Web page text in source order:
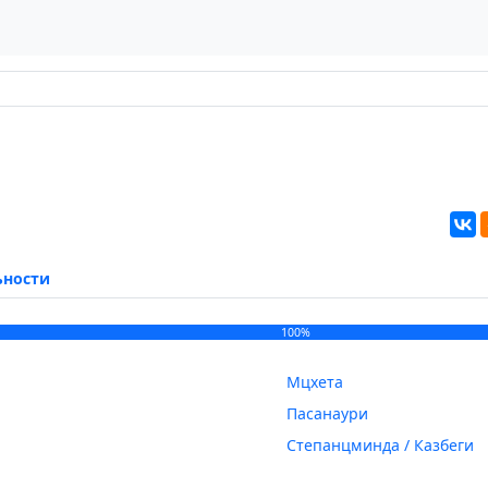
100%
Мцхета
Пасанаури
Степанцминда / Казбеги